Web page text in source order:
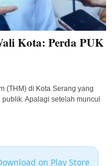
Kota: Perda PUK
(THM) di Kota Serang yang
Apalagi setelah muncul